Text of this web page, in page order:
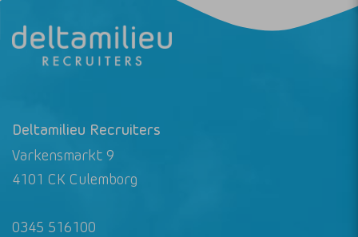
Deltamilieu Recruiters
Varkensmarkt 9
4101 CK Culemborg
0345 516100